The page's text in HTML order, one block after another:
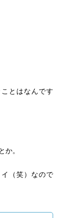
とはなんです
か。
（笑）なので